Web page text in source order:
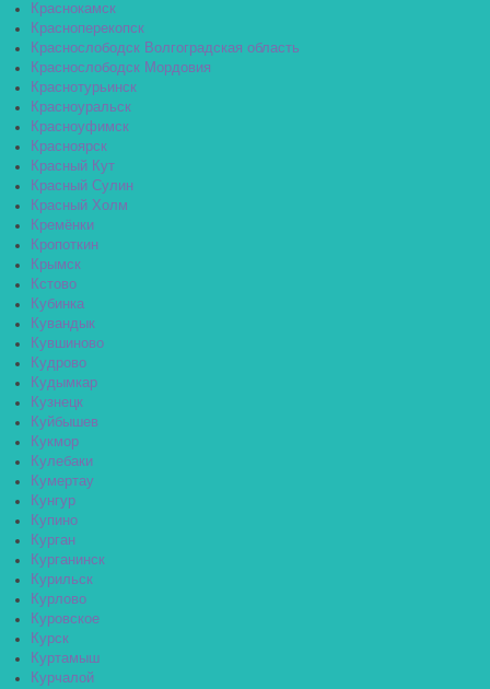
Краснокамск
Красноперекопск
Краснослободск Волгоградская область
Краснослободск Мордовия
Краснотурьинск
Красноуральск
Красноуфимск
Красноярск
Красный Кут
Красный Сулин
Красный Холм
Кремёнки
Кропоткин
Крымск
Кстово
Кубинка
Кувандык
Кувшиново
Кудрово
Кудымкар
Кузнецк
Куйбышев
Кукмор
Кулебаки
Кумертау
Кунгур
Купино
Курган
Курганинск
Курильск
Курлово
Куровское
Курск
Куртамыш
Курчалой